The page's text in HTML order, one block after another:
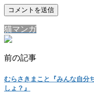
猫マンガ
前の記事
むらさきまこと『みんな自分
しょ？』